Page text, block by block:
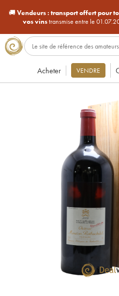
🚚Vendeurs : transport offert pour
vos vinstransmise entre le
Acheter VENDRE